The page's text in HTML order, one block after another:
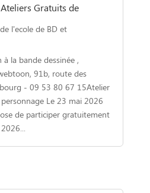
Gratuits de
l'ecole de BD et
la bande dessinée ,
91b, route des
- 09 53 80 67 15Atelier
Le 23 mai 2026
de participer gratuitement